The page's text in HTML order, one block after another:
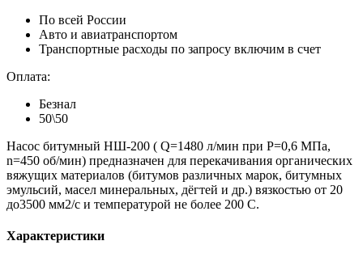
По всей России
Авто и авиатранспортом
Транспортные расходы по запросу включим в счет
Оплата:
Безнал
50\50
Насос битумный НШ-200 ( Q=1480 л/мин при P=0,6 МПа,
n=450 об/мин) предназначен для перекачивания органических
вяжущих материалов (битумов различных марок, битумных
эмульсий, масел минеральных, дёгтей и др.) вязкостью от 20
до3500 мм2/с и температурой не более 200 С.
Характеристики